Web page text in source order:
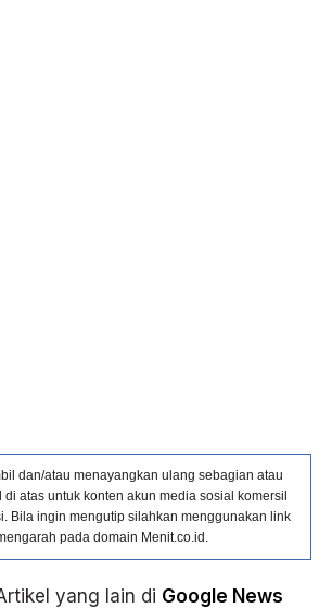
dan/atau menayangkan ulang sebagian atau
di atas untuk konten akun media sosial komersil
Bila ingin mengutip silahkan menggunakan link
pada domain Menit.co.id.
yang lain di Google News